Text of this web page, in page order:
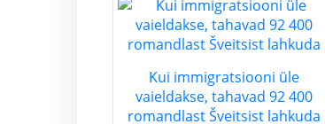
Kui immigratsiooni üle
vaieldakse, tahavad 92 400
romandlast Šveitsist lahkuda